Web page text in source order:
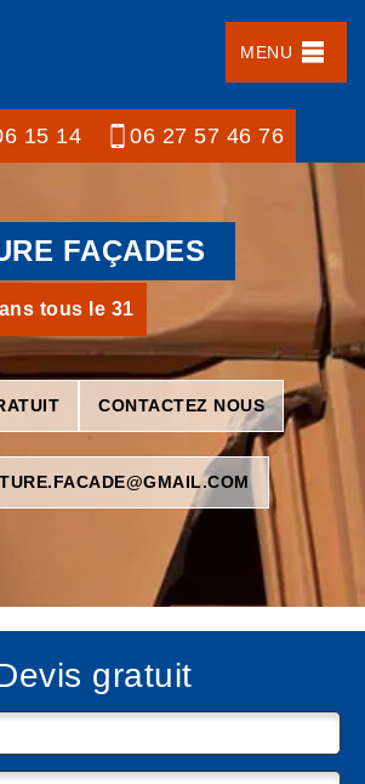
MENU
15 14 06 27 57 46 76
FAÇADES
tous le 31
CONTACTEZ NOUS
gratuit